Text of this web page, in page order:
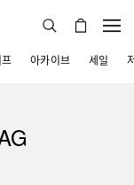
아카이브 세일